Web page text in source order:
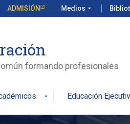
ADMISIÓN Medios arrow_drop_down
formando profesionales
arrow_drop_down Educación